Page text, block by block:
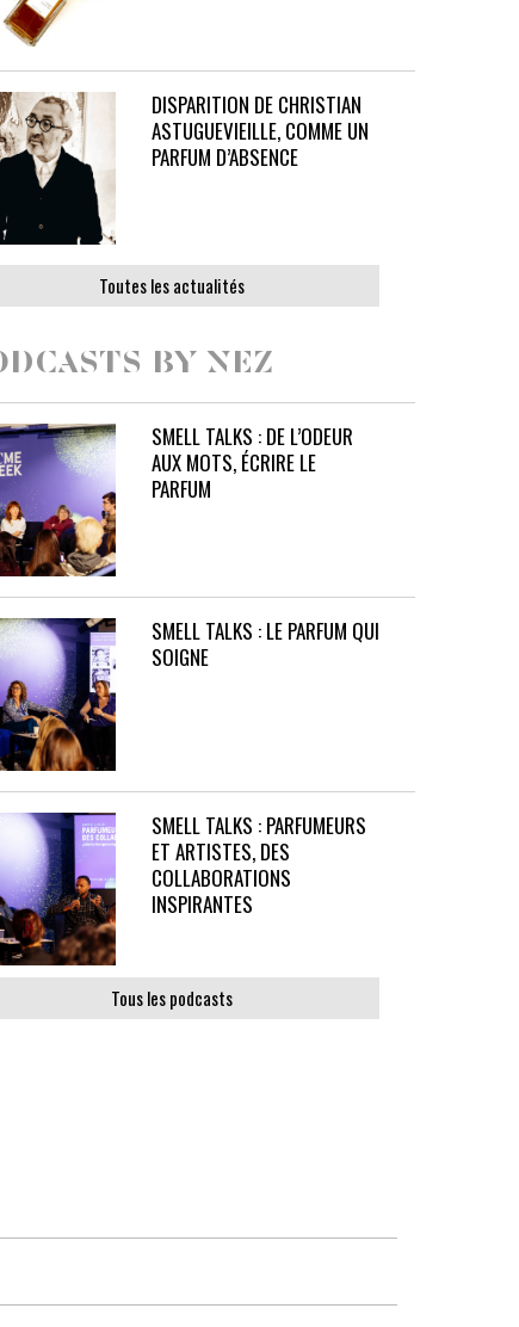
DISPARITION DE CHRISTIAN
ASTUGUEVIEILLE, COMME UN
PARFUM D’ABSENCE
Toutes les actualités
BY NEZ
SMELL TALKS : DE L’ODEUR
AUX MOTS, ÉCRIRE LE
PARFUM
SMELL TALKS : LE PARFUM QUI
SOIGNE
SMELL TALKS : PARFUMEURS
ET ARTISTES, DES
COLLABORATIONS
INSPIRANTES
Tous les podcasts